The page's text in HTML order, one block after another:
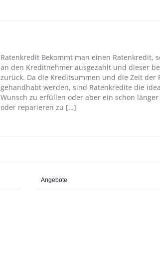
Ratenkredit Bekommt man einen Ratenkredit,
an den Kreditnehmer ausgezahlt und dieser
zurück. Da die Kreditsummen und die Zeit der
gehandhabt werden, sind Ratenkredite die
Wunsch zu erfüllen oder aber ein schon
oder reparieren zu […]
Angebote